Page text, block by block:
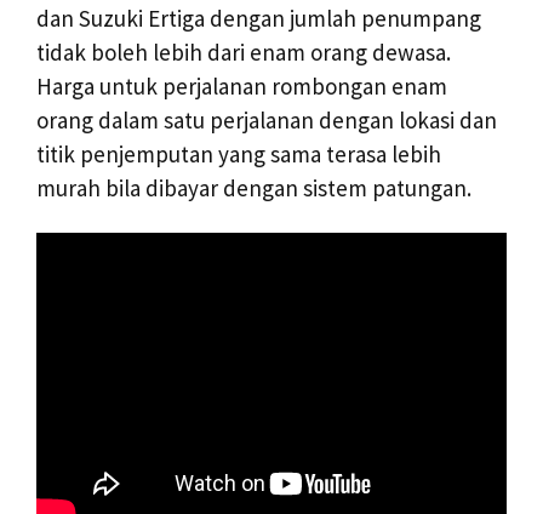
dan Suzuki Ertiga dengan jumlah penumpang
tidak boleh lebih dari enam orang dewasa.
Harga untuk perjalanan rombongan enam
orang dalam satu perjalanan dengan lokasi dan
titik penjemputan yang sama terasa lebih
murah bila dibayar dengan sistem patungan.